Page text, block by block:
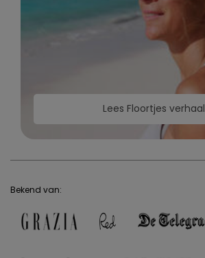
Lees Floortjes verhaal
Bekend van: